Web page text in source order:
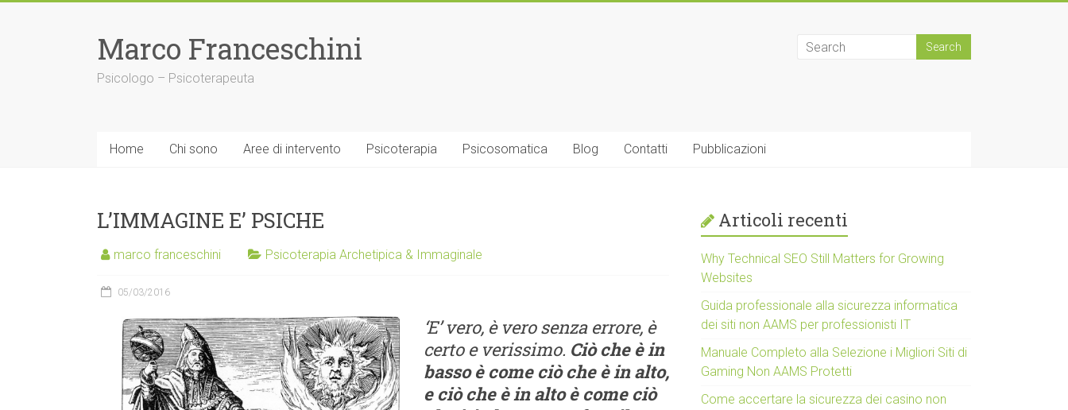
Marco Franceschini
Psicologo – Psicoterapeuta
Home Chi sono Aree di intervento Psicoterapia Psicosomatica Blog Contatti Pubblicazioni
L’IMMAGINE E’ PSICHE
marco franceschini Psicoterapia Archetipica & Immaginale
05/03/2016
‘E’ vero, è vero senza errore, è
certo e verissimo. Ciò che è in
basso è come ciò che è in alto,
e ciò che è in alto è come ciò
Articoli recenti
Why Technical SEO Still Matters for Growing
Websites
Guida professionale alla sicurezza informatica
dei siti non AAMS per professionisti IT
Manuale Completo alla Selezione i Migliori Siti di
Gaming Non AAMS Protetti
Come accertare la sicurezza dei casino non